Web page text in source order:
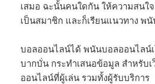
เสมอ ฉะนั้นคนใดกัน ให้ความสนใ
เป็นสมาชิก และก็เรียนแนวทาง พ
บอลออนไลน์ได้ พนันบอลออนไลน์
บากบั่น กระทำเสนอข้อมูล สำหรับ
ออนไลน์ที่ผู้เล่น รวมทั้งผู้รับบริการ